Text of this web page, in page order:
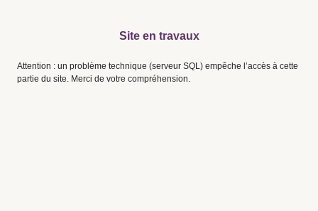
Site en travaux
Attention : un problème technique (serveur SQL) empêche l’accès à cette
partie du site. Merci de votre compréhension.